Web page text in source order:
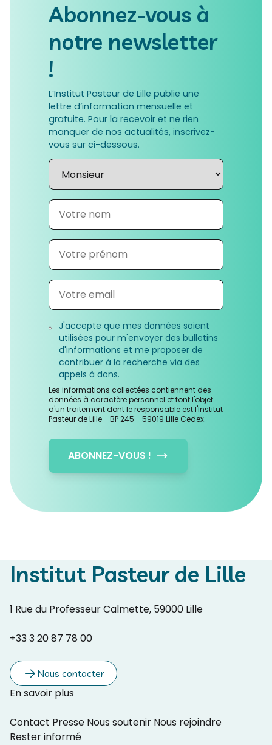
Abonnez-vous à
notre newsletter
!
L’Institut Pasteur de Lille publie une
lettre d’information mensuelle et
gratuite. Pour la recevoir et ne rien
manquer de nos actualités, inscrivez-
vous sur ci-dessous.
J'accepte que mes données soient
utilisées pour m'envoyer des bulletins
d'informations et me proposer de
contribuer à la recherche via des
appels à dons.
Les informations collectées contiennent des
données à caractère personnel et font l'objet
d'un traitement dont le responsable est l'Institut
Pasteur de Lille - BP 245 - 59019 Lille Cedex.
ABONNEZ-VOUS !
Institut Pasteur de Lille
1 Rue du Professeur Calmette, 59000 Lille
+33 3 20 87 78 00
Nous contacter
En savoir plus
Contact Presse Nous soutenir Nous rejoindre
Rester informé